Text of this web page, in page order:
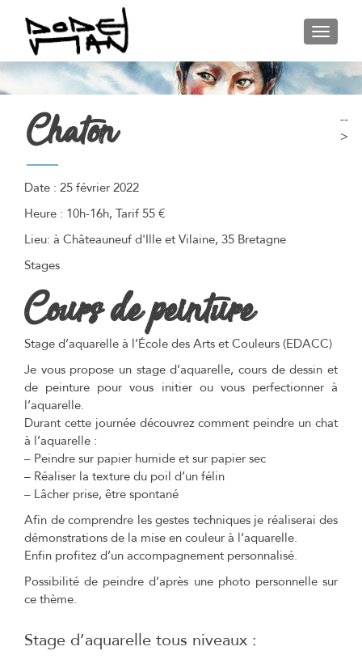
Chaton
Date : 25 février 2022
Heure : 10h-16h, Tarif 55 €
Lieu: à Châteauneuf d'Ille et Vilaine, 35 Bretagne
Stages
Cours de peinture
Stage d’aquarelle à l’École des Arts et Couleurs (EDACC)
Je vous propose un stage d’aquarelle, cours de dessin et
de peinture pour vous initier ou vous perfectionner à
l’aquarelle.
Durant cette journée découvrez comment peindre un chat
à l’aquarelle :
– Peindre sur papier humide et sur papier sec
– Réaliser la texture du poil d’un félin
– Lâcher prise, être spontané
Afin de comprendre les gestes techniques je réaliserai des
démonstrations de la mise en couleur à l’aquarelle.
Enfin profitez d’un accompagnement personnalisé.
Possibilité de peindre d’après une photo personnelle sur
ce thème.
Stage d’aquarelle tous niveaux :
--
>